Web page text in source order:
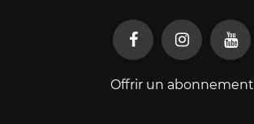
Offrir un abonnement